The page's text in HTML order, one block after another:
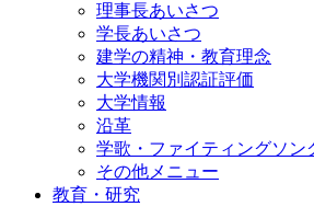
理事長あいさつ
学長あいさつ
建学の精神・教育理念
大学機関別認証評価
大学情報
沿革
学歌・ファイティングソン
その他メニュー
教育・研究